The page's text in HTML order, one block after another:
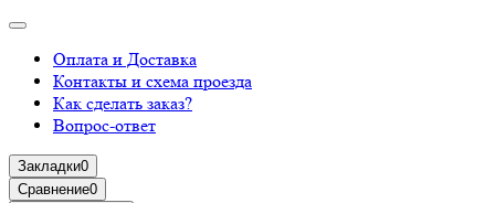
Оплата и Доставка
Контакты и схема проезда
Как сделать заказ?
Вопрос-ответ
Закладки0
Сравнение0